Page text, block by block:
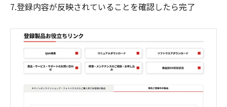
7.登録内容が反映されていることを確認したら完了